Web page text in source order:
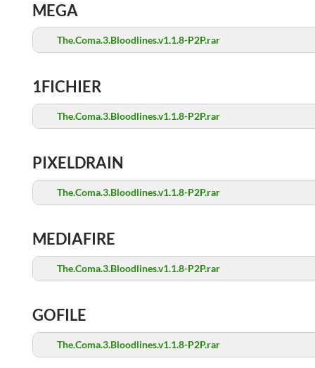
MEGA
The.Coma.3.Bloodlines.v1.1.8-P2P.rar
1FICHIER
The.Coma.3.Bloodlines.v1.1.8-P2P.rar
PIXELDRAIN
The.Coma.3.Bloodlines.v1.1.8-P2P.rar
MEDIAFIRE
The.Coma.3.Bloodlines.v1.1.8-P2P.rar
GOFILE
The.Coma.3.Bloodlines.v1.1.8-P2P.rar